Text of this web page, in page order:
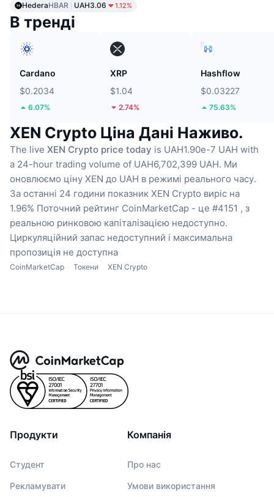
HederaHBAR UAH3.06 1.12%
В тренді
Cardano
$0.2034
6.07%
XRP
$1.04
2.74%
Hashflow
$0.03227
75.63%
XEN Crypto Ціна Дані Наживо.
The live XEN Crypto price today is UAH1.90e-7 UAH with
a 24-hour trading volume of UAH6,702,399 UAH. Ми
оновлюємо ціну XEN до UAH в режимі реального часу.
За останні 24 години показник XEN Crypto виріс на
1.96% Поточний рейтинг CoinMarketCap - це #4151 , з
реальною ринковою капіталізацією недоступно.
Циркуляційний запас недоступний і максимальна
пропозиція не доступна
CoinMarketCap Токени XEN Crypto
Продукти
Студент
Рекламувати
Компанія
Про нас
Умови використання